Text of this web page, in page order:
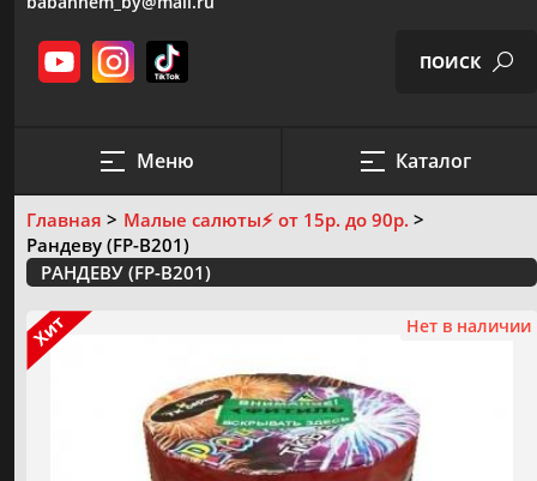
ПОИСК
Меню Каталог
САЛЮТЫ И ФЕЙЕРВЕРКИ
СКИДКИ И АКЦИИ
ЛИЦЕНЗИЯ
ДЛЯ КЛИЕНТОВ
ПРОВЕДЕНИЕ ФЕЙЕРВЕРК-ШОУ
Создание пиромузыкального шоу
Пиротехнические фигуры и надписи
Фонтаны холодного огня
Наши работы
Главная Малые салюты⚡️ от 15р. до 90р.
Рандеву (FP-B201)
РАНДЕВУ (FP-B201)
Нет в наличии